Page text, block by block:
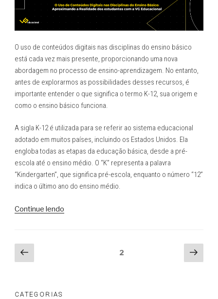
O uso de conteúdos digitais nas disciplinas do ensino básico
está cada vez mais presente, proporcionando uma nova
abordagem no processo de ensino-aprendizagem. No entanto,
antes de explorarmos as possibilidades desses recursos, é
importante entender o que significa o termo K-12, sua origem e
como o ensino básico funciona.
A sigla K-12 é utilizada para se referir ao sistema educacional
adotado em muitos países, incluindo os Estados Unidos. Ela
engloba todas as etapas da educação básica, desde a pré-
escola até o ensino médio. O “K” representa a palavra
“Kindergarten”, que significa pré-escola, enquanto o número “12”
indica o último ano do ensino médio.
Continue lendo
Navegação
por
Página
anterior
2
CATEGORIAS